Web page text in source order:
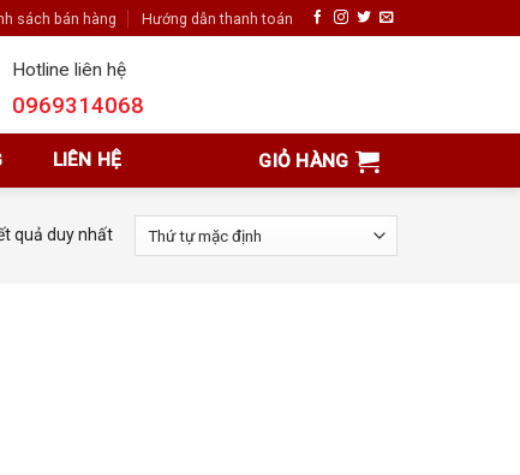
sách bán hàng Hướng dẫn thanh toán
Hotline liên hệ
0969314068
LIÊN HỆ GIỎ HÀNG
quả duy nhất